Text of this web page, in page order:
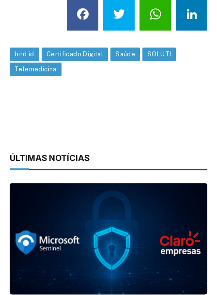
Facebook
Twitter
bird id Certificado Digital Saúde SOLUTI
Telemedicina
ÚLTIMAS NOTÍCIAS